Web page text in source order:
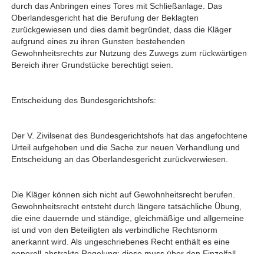
durch das Anbringen eines Tores mit Schließanlage. Das
Oberlandesgericht hat die Berufung der Beklagten
zurückgewiesen und dies damit begründet, dass die Kläger
aufgrund eines zu ihren Gunsten bestehenden
Gewohnheitsrechts zur Nutzung des Zuwegs zum rückwärtigen
Bereich ihrer Grundstücke berechtigt seien.
Entscheidung des Bundesgerichtshofs:
Der V. Zivilsenat des Bundesgerichtshofs hat das angefochtene
Urteil aufgehoben und die Sache zur neuen Verhandlung und
Entscheidung an das Oberlandesgericht zurückverwiesen.
Die Kläger können sich nicht auf Gewohnheitsrecht berufen.
Gewohnheitsrecht entsteht durch längere tatsächliche Übung,
die eine dauernde und ständige, gleichmäßige und allgemeine
ist und von den Beteiligten als verbindliche Rechtsnorm
anerkannt wird. Als ungeschriebenes Recht enthält es eine